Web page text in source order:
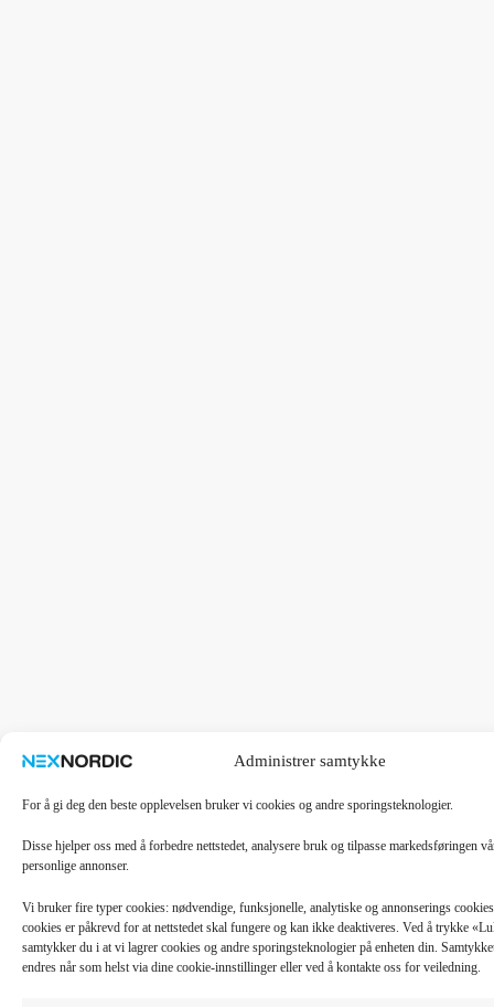
Administrer samtykke
For å gi deg den beste opplevelsen bruker vi cookies og andre sporingsteknologier.
Disse hjelper oss med å forbedre nettstedet, analysere bruk og tilpasse markedsføringen
personlige annonser.
Vi bruker fire typer cookies: nødvendige, funksjonelle, analytiske og annonserings
cookies er påkrevd for at nettstedet skal fungere og kan ikke deaktiveres. Ved å trykke
samtykker du i at vi lagrer cookies og andre sporingsteknologier på enheten din.
endres når som helst via dine cookie-innstillinger eller ved å kontakte oss for veiledning.